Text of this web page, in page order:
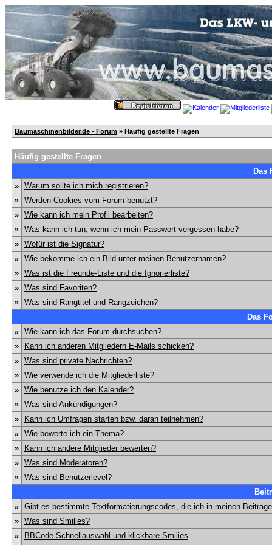
Baumaschinenbilder.de - Forum » Häufig gestellte Fragen
Häufig gestellte Fragen
Das
» Warum sollte ich mich registrieren?
» Werden Cookies vom Forum benutzt?
» Wie kann ich mein Profil bearbeiten?
» Was kann ich tun, wenn ich mein Passwort vergessen habe?
» Wofür ist die Signatur?
» Wie bekomme ich ein Bild unter meinen Benutzernamen?
» Was ist die Freunde-Liste und die Ignorierliste?
» Was sind Favoriten?
» Was sind Rangtitel und Rangzeichen?
Das
» Wie kann ich das Forum durchsuchen?
»
Kann ich anderen Mitgliedern E-Mails schicken?
» Was sind private Nachrichten?
» Wie verwende ich die Mitgliederliste?
» Wie benutze ich den Kalender?
» Was sind Ankündigungen?
»
Kann ich Umfragen starten bzw. daran teilnehmen?
» Wie bewerte ich ein Thema?
»
Kann ich andere Mitglieder bewerten?
» Was sind Moderatoren?
» Was sind Benutzerlevel?
» Gibt es bestimmte Textformatierungscodes, die ich in meinen
» Was sind Smilies?
»
BBCode Schnellauswahl und klickbare Smilies